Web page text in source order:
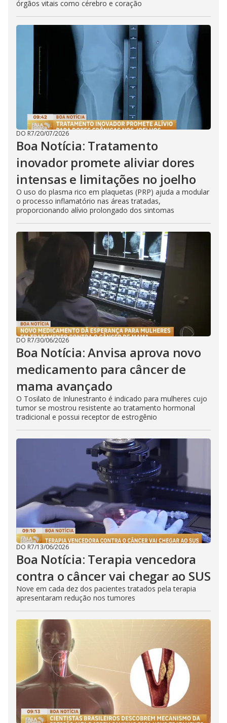
órgãos vitais como cérebro e coração
DO R7/20/07/2026
Boa Notícia: Tratamento
inovador promete aliviar dores
intensas e limitações no joelho
O uso do plasma rico em plaquetas (PRP) ajuda a modular
o processo inflamatório nas áreas tratadas,
proporcionando alívio prolongado dos sintomas
DO R7/30/06/2026
Boa Notícia: Anvisa aprova novo
medicamento para câncer de
mama avançado
O Tosilato de Inlunestranto é indicado para mulheres cujo
tumor se mostrou resistente ao tratamento hormonal
tradicional e possui receptor de estrogênio
DO R7/13/06/2026
Boa Notícia: Terapia vencedora
contra o câncer vai chegar ao SUS
Nove em cada dez dos pacientes tratados pela terapia
apresentaram redução nos tumores